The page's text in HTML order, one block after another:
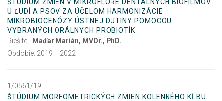
ŠTÚDIUM ZMIEN V MIKROFLÓRE DENTÁLNYCH BIOFILMOV
U ĽUDÍ A PSOV ZA ÚČELOM HARMONIZÁCIE
MIKROBIOCENÓZY ÚSTNEJ DUTINY POMOCOU
VYBRANÝCH ORÁLNYCH PROBIOTÍK
Riešiteľ: Maďar Marián, MVDr., PhD.
Obdobie: 2019 – 2022
1/0561/19
ŠTÚDIUM MORFOMETRICKÝCH ZMIEN KOLENNÉHO KĹBU